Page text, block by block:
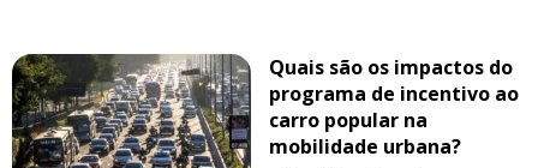
Quais são os impactos do
programa de incentivo ao
carro popular na
mobilidade urbana?